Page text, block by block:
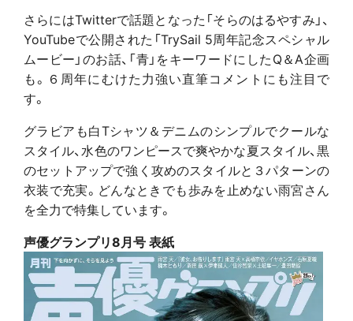
さらにはTwitterで話題となった「そらのはるやすみ」、
YouTubeで公開された「TrySail 5周年記念スペシャル
ムービー」のお話、「青」をキーワードにしたQ＆A企画
も。６周年にむけた力強い直筆コメントにも注目で
す。
グラビアも白Tシャツ＆デニムのシンプルでクールな
スタイル、水色のワンピースで爽やかな夏スタイル、黒
のセットアップで強く攻めのスタイルと３パターンの
衣装で充実。どんなときでも歩みを止めない雨宮さん
を全力で特集しています。
声優グランプリ8月号 表紙